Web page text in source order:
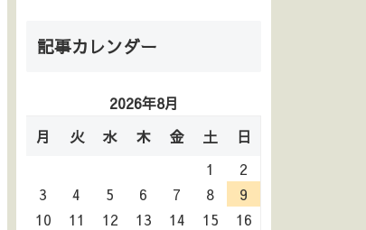
記事カレンダー
2026年8月
月
火 水 木 金 土
日
1
2
3
4 5 6 7 8
9
10
11 12 13 14 15
16